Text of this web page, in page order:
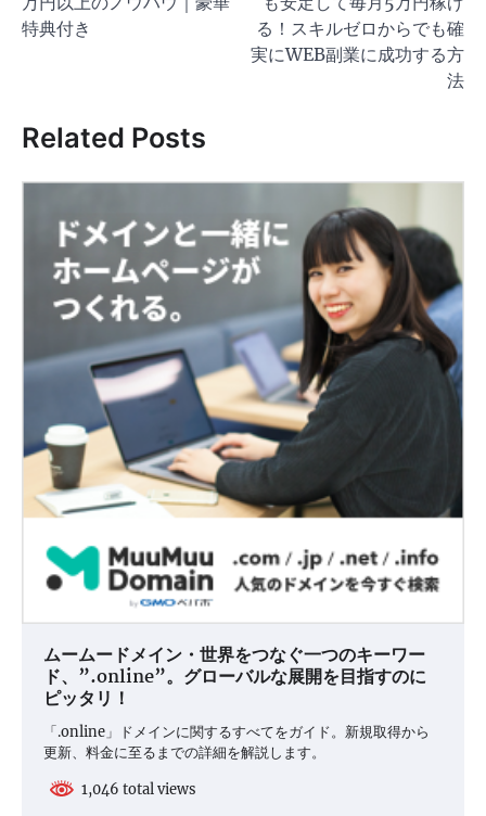
ナ
ー
シ
ョ
特典付き
る！スキルゼロからでも確
実にWEB副業に成功する方
法
Related Posts
ムームードメイン・世界をつなぐ一つのキーワー
ド、”.online”。グローバルな展開を目指すのに
ピッタリ！
「.online」ドメインに関するすべてをガイド。新規取得から
更新、料金に至るまでの詳細を解説します。
1,046 total views